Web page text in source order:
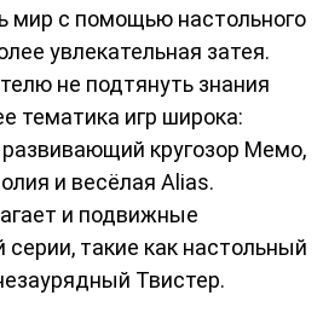
мир с помощью настольного
увлекательная затея.
не подтянуть знания
тематика игр широка:
кругозор Мемо,
и весёлая Alias.
и подвижные
серии, такие как настольный
Твистер.